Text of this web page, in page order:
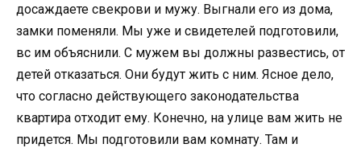
досаждаете свекрови и мужу. Выгнали его из дома,
замки поменяли. Мы уже и свидетелей подготовили,
вс им объяснили. С мужем вы должны развестись, от
детей отказаться. Они будут жить с ним. Ясное дело,
что согласно действующего законодательства
квартира отходит ему. Конечно, на улице вам жить не
придется. Мы подготовили вам комнату. Там и